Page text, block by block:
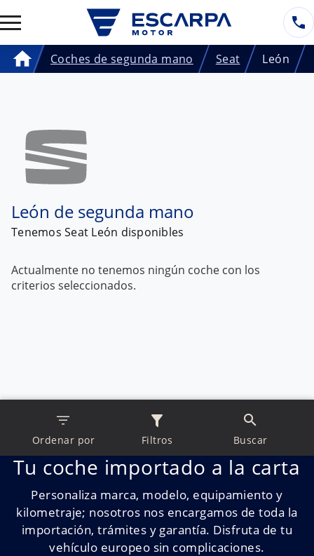
HomeCoches de segunda mano Seat León
León de segunda mano
Tenemos Seat León disponibles
Actualmente no tenemos ningún coche con los
criterios seleccionados.
Ordenar por Filtros Buscar
Tu coche importado a la carta
Personaliza marca, modelo, equipamiento y
kilometraje; nosotros nos encargamos de toda la
importación, trámites y garantía. Disfruta de tu
vehículo europeo sin complicaciones.